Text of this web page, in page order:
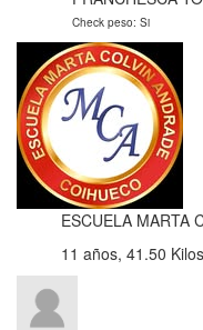
Check peso: Si
ESCUELA MARTA
11 años, 41.50 Kilos